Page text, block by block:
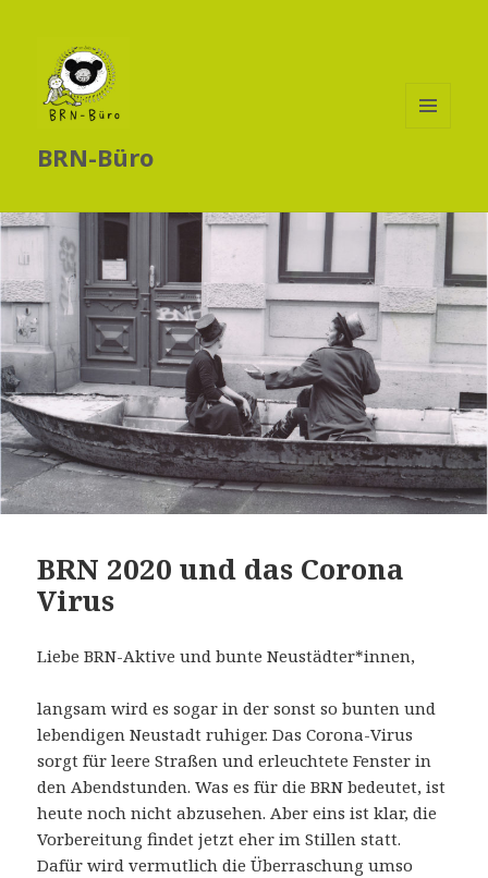
BRN-Büro
BRN 2020 und das Corona
Virus
Liebe BRN-Aktive und bunte Neustädter*innen,
langsam wird es sogar in der sonst so bunten und
lebendigen Neustadt ruhiger. Das Corona-Virus
sorgt für leere Straßen und erleuchtete Fenster in
den Abendstunden. Was es für die BRN bedeutet, ist
heute noch nicht abzusehen. Aber eins ist klar, die
Vorbereitung findet jetzt eher im Stillen statt.
Dafür wird vermutlich die Überraschung umso